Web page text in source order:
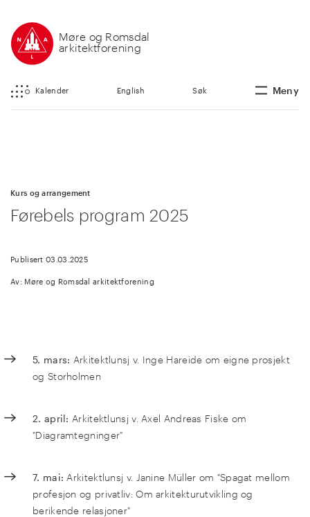
Møre og Romsdal
arkitektforening
Kalender English Søk Meny
Kurs og arrangement
Førebels program 2025
Publisert 03.03.2025
Av: Møre og Romsdal arkitektforening
5. mars: Arkitektlunsj v. Inge Hareide om eigne prosjekt
og Storholmen
2. april: Arkitektlunsj v. Axel Andreas Fiske om
"Diagramtegninger"
7. mai: Arkitektlunsj v. Janine Müller om "Spagat mellom
profesjon og privatliv: Om arkitekturutvikling og
berikende relasjoner"